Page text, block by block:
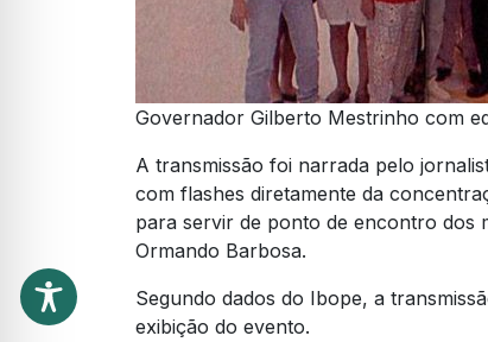
Governador Gilberto Mestrinho com
A transmissão foi narrada pelo
com flashes diretamente da
para servir de ponto de encontro dos
Ormando Barbosa.
Segundo dados do Ibope, a
exibição do evento.